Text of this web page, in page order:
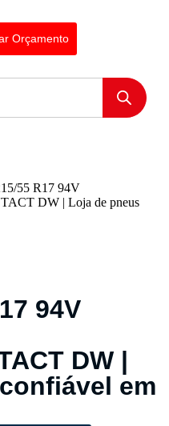
Orçamento
55 R17 94V
DW | Loja de pneus
94V
DW |
em